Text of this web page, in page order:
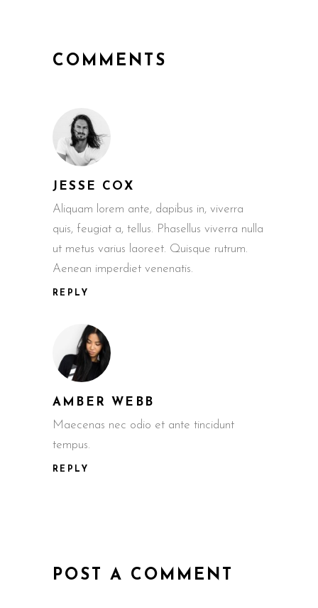
COMMENTS
JESSE COX
Aliquam lorem ante, dapibus in, viverra
quis, feugiat a, tellus. Phasellus viverra nulla
ut metus varius laoreet. Quisque rutrum.
Aenean imperdiet venenatis.
REPLY
AMBER WEBB
Maecenas nec odio et ante tincidunt
tempus.
REPLY
POST A COMMENT